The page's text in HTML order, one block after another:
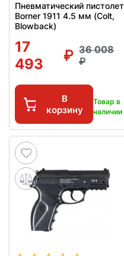
Пневматический пистолет
Borner 1911 4.5 мм (Colt,
Blowback)
17
493
36 008
В
корзину
Товар в
наличии